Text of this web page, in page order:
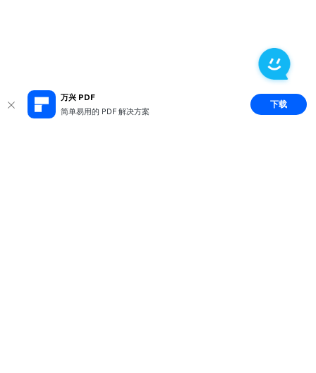
万兴 PDF
简单易用的 PDF 解决方案
下载